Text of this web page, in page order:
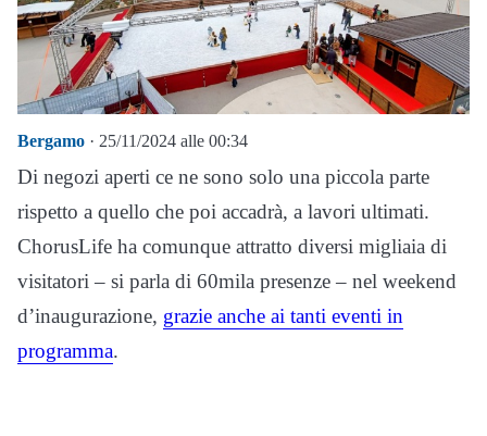
Bergamo · 25/11/2024 alle 00:34
Di negozi aperti ce ne sono solo una piccola parte
rispetto a quello che poi accadrà, a lavori ultimati.
ChorusLife ha comunque attratto diversi migliaia di
visitatori – si parla di 60mila presenze – nel weekend
d’inaugurazione, grazie anche ai tanti eventi in
programma.